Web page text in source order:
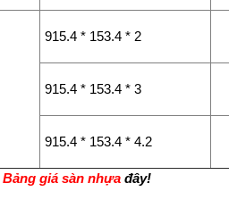
915.4 * 153.4 * 2
915.4 * 153.4 * 3
915.4 * 153.4 * 4.2
Bảng giá sàn nhựa đây!